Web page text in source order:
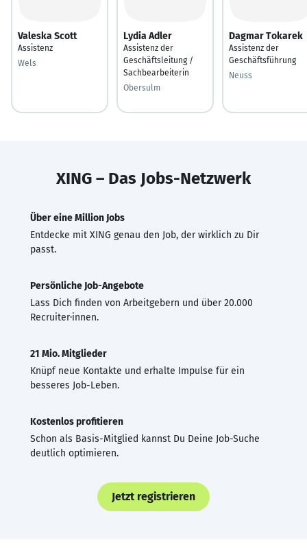
Valeska Scott
Assistenz
Wels
Lydia Adler
Assistenz der
Geschäftsleitung /
Sachbearbeiterin
Obersulm
Dagmar Tokarek
Assistenz der
Geschäftsführung
Neuss
XING – Das Jobs-Netzwerk
Über eine Million Jobs
Entdecke mit XING genau den Job, der wirklich zu Dir
passt.
Persönliche Job-Angebote
Lass Dich finden von Arbeitgebern und über 20.000
Recruiter·innen.
21 Mio. Mitglieder
Knüpf neue Kontakte und erhalte Impulse für ein
besseres Job-Leben.
Kostenlos profitieren
Schon als Basis-Mitglied kannst Du Deine Job-Suche
deutlich optimieren.
Jetzt registrieren